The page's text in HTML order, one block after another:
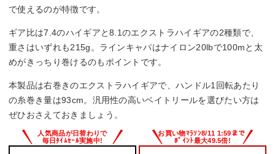
12lb－165m、14lb－145m、16lb－120m、20lb－100m
糸巻量PE（号－m）
－
で使えるのが特徴です。
ギア比は7.4のハイギアと8.1のエクストラハイギアの2種類で、
重さはいずれも215g。ラインキャパはナイロン20lbで100mと太
めがきっちり巻けるのもポイントです。
本製品は右巻きのエクストラハイギアで、ハンドル1回転あたり
の糸巻き量は93cm。汎用性の高いベイトリールを選びたい方は
ぜひおさえておきましょう。